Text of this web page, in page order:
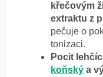
křečovým
extraktu z
pečuje o
tonizaci.
Pocit
koňský a